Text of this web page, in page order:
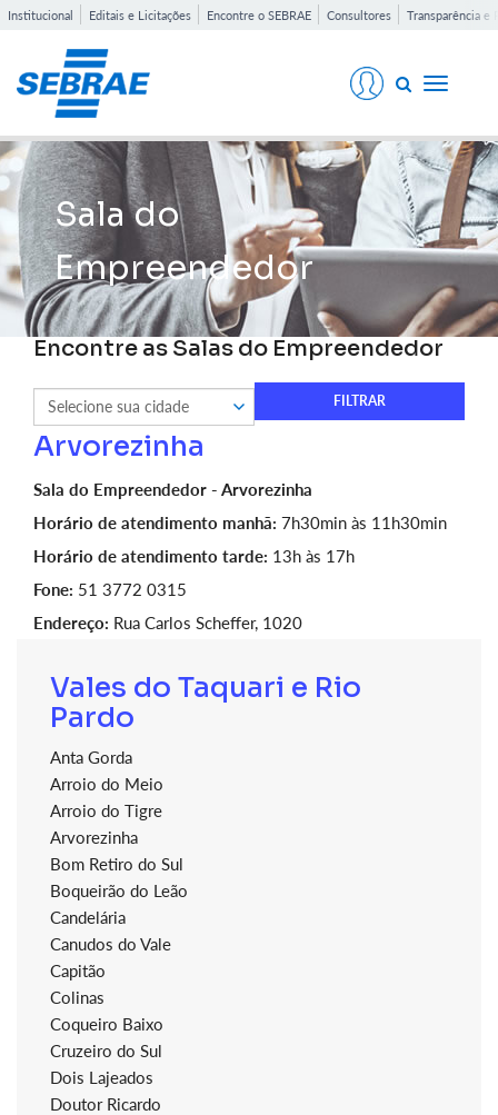
Institucional Editais e Licitações Encontre o SEBRAE Consultores Transparência e
Toggle
Sala do
Empreendedor
Encontre as Salas do Empreendedor
Arvorezinha
Sala do Empreendedor - Arvorezinha
Horário de atendimento manhã: 7h30min às 11h30min
Horário de atendimento tarde: 13h às 17h
Fone: 51 3772 0315
Endereço: Rua Carlos Scheffer, 1020
Vales do Taquari e Rio
Pardo
Anta Gorda
Arroio do Meio
Arroio do Tigre
Arvorezinha
Bom Retiro do Sul
Boqueirão do Leão
Candelária
Canudos do Vale
Capitão
Colinas
Coqueiro Baixo
Cruzeiro do Sul
Dois Lajeados
Doutor Ricardo